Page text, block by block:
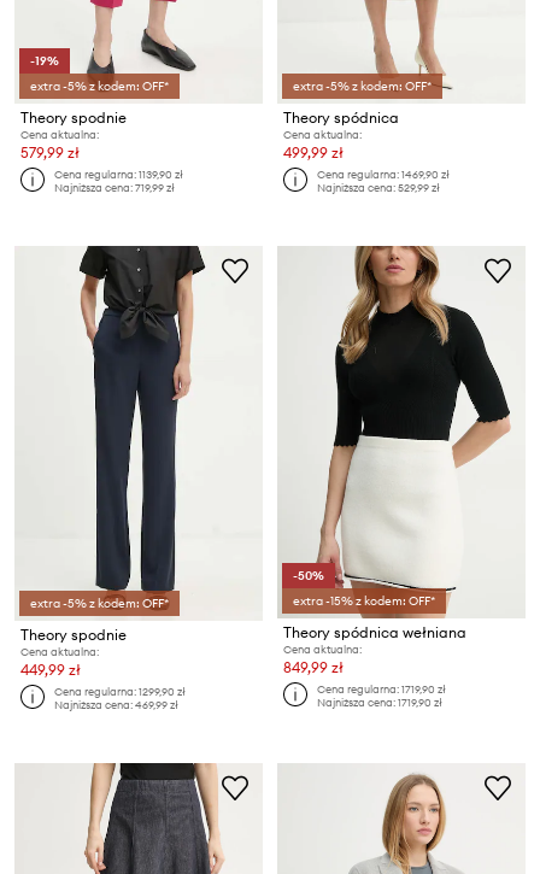
-19%
extra -5% z kodem: OFF*
Theory spodnie
Cena aktualna:
579,99 zł
Cena regularna:1139,90 zł
Najniższa cena:719,99 zł
extra -5% z kodem: OFF*
Theory spódnica
Cena aktualna:
499,99 zł
Cena regularna:1469,90 zł
Najniższa cena:529,99 zł
extra -5% z kodem: OFF*
Theory spodnie
Cena aktualna:
449,99 zł
Cena regularna:1299,90 zł
Najniższa cena:469,99 zł
-50%
extra -15% z kodem: OFF*
Theory spódnica wełniana
Cena aktualna:
849,99 zł
Cena regularna:1719,90 zł
Najniższa cena:1719,90 zł